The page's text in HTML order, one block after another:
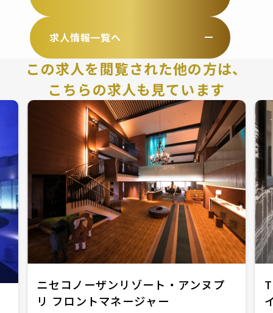
求人情報一覧へ
この求人を閲覧された他の方は、
こちらの求人も見ています
ニセコノーザンリゾート・アンヌプ
リ フロントマネージャー